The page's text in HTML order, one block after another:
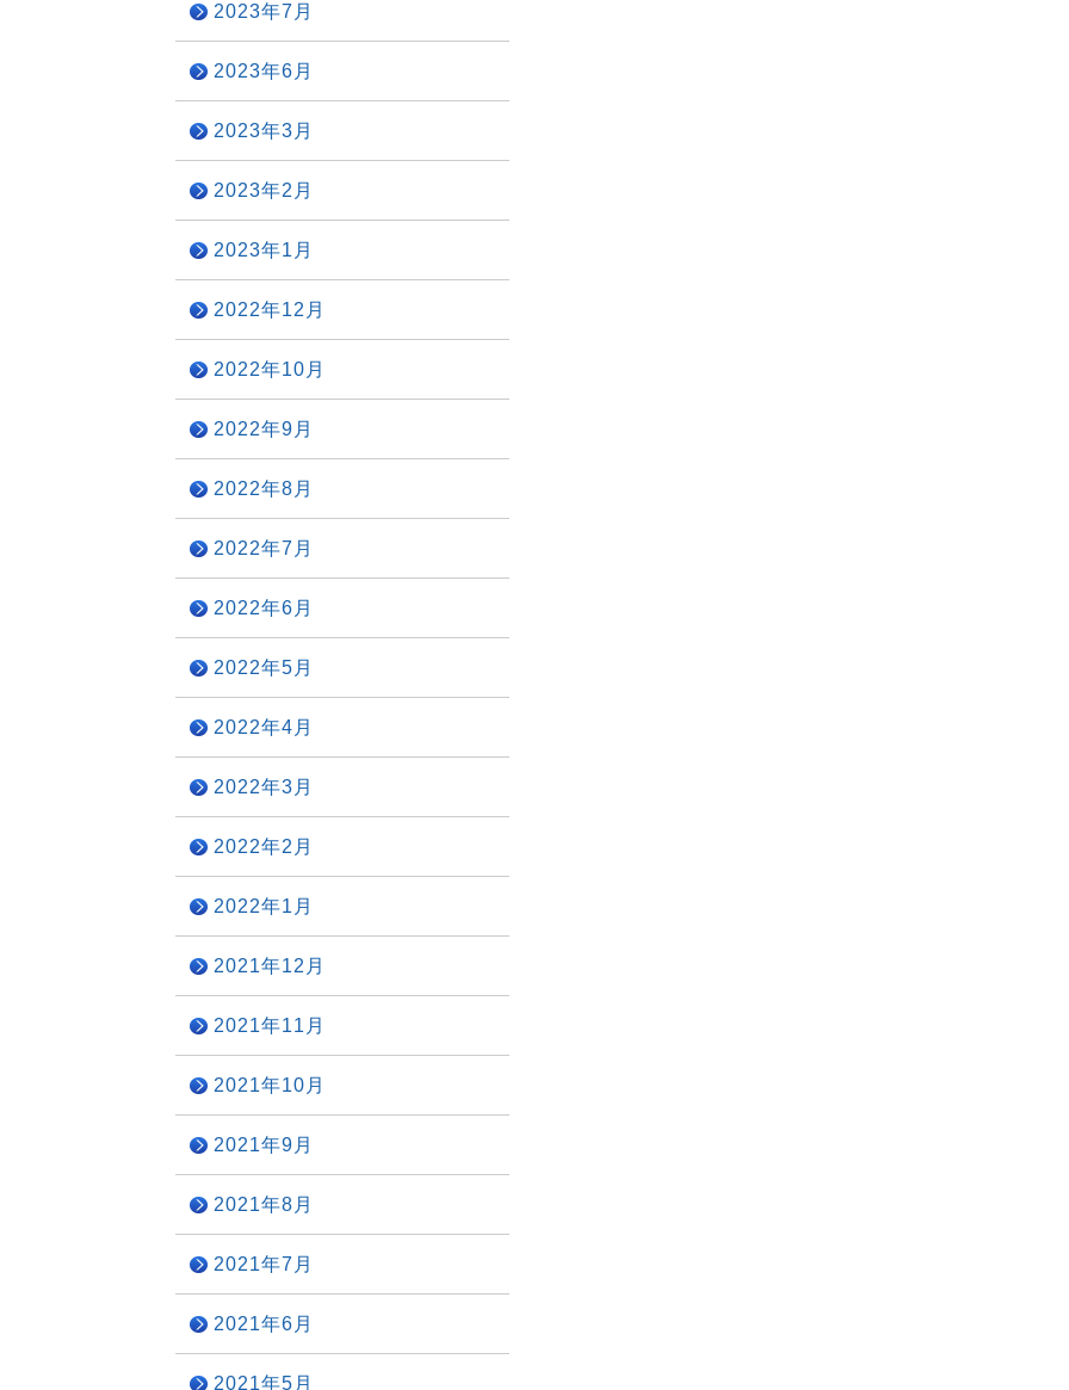
2023年7月
2023年6月
2023年3月
2023年2月
2023年1月
2022年12月
2022年10月
2022年9月
2022年8月
2022年7月
2022年6月
2022年5月
2022年4月
2022年3月
2022年2月
2022年1月
2021年12月
2021年11月
2021年10月
2021年9月
2021年8月
2021年7月
2021年6月
2021年5月